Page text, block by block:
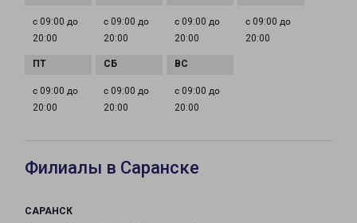
с 09:00 до
20:00
с 09:00 до
20:00
с 09:00 до
20:00
с 09:00 до
20:00
с 09:00 до
20:00
с 09:00 до
20:00
с 09:00 до
20:00
Филиалы в Саранске
САРАНСК